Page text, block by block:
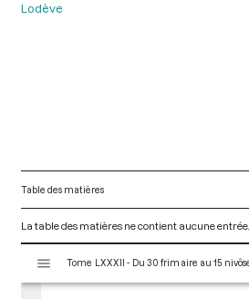
Lodève
Table des matières
La table des matières ne contient aucune entrée.
s